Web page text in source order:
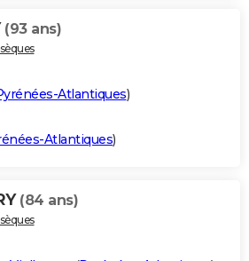
(93 ans)
Atlantiques)
Atlantiques)
(84 ans)